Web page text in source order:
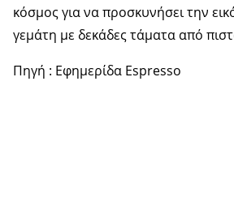
κόσμος για να προσκυνήσει την
γεμάτη με δεκάδες τάματα από
Πηγή : Εφημερίδα Espresso